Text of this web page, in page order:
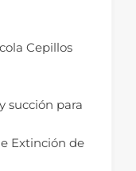
Cepillos
succión para
Extinción de